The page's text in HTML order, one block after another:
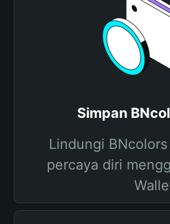
Simpan
Lindungi
percaya diri